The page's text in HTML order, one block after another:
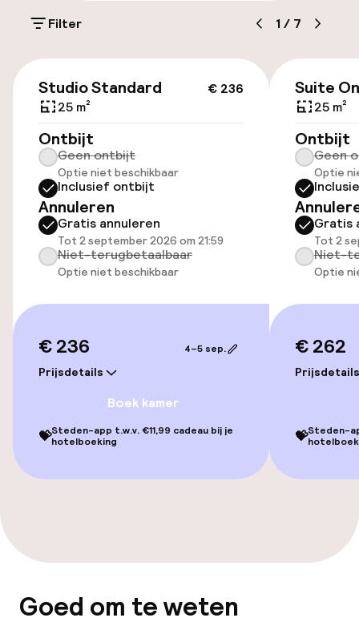
Parkeren & mobiliteit
(buiten)
Mogelijk extra kosten
Toegankelijkheid
Overal rolstoeltoegankelijk
Lift
Zwemmen & wellness
Fitnessruimte / gym
Entertainment
Betaalde wifi
TV lounge
Restaurant
Filter 1 / 7
€ 236
Studio Standard
25 m²
Ontbijt
Geen ontbijt
Optie niet beschikbaar
Inclusief ontbijt
Annuleren
Gratis annuleren
Tot 2 september 2026 om 21:59
Niet-terugbetaalbaar
Optie niet beschikbaar
€ 236
Prijsdetails
4–5 sep.
Boek kamer
💝Steden-app t.w.v. €11,99 cadeau bij je
hotelboeking
Suite
25 m²
Ontbijt
Geen
Optie
Gratis
Tot 2
Niet-
Optie
€ 262
Prijsdetails
💝Steden-
Goed om te weten